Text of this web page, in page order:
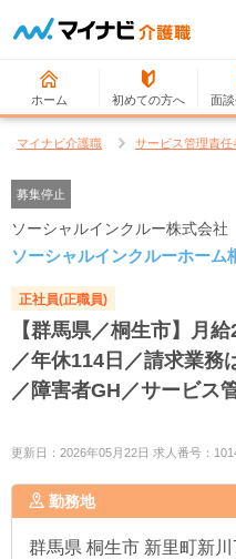
ホーム 初めての方へ 面
マイナビ介護職 サービス管理責任
募集停止
ソーシャルインクルー株式会社
ソーシャルインクルーホーム
正社員(正職員)
【群馬県／桐生市】月
／年休114日／請求業務
／障害者GH／サービス
更新日：2026年05月22日 求人番号：
勤務地
群馬県 桐生市 新里町新